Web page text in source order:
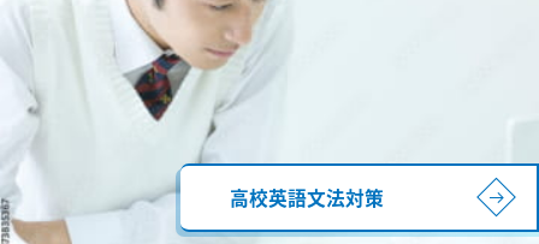
高校英語文法対策